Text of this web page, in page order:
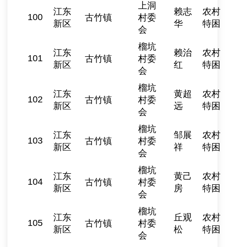
100
江东
新区
古竹镇
上洞
村委
会
赖志
华
农村
特困
101
江东
新区
古竹镇
榴坑
村委
会
赖治
红
农村
特困
102
江东
新区
古竹镇
榴坑
村委
会
黄超
远
农村
特困
103
江东
新区
古竹镇
榴坑
村委
会
邹展
祥
农村
特困
104
江东
新区
古竹镇
榴坑
村委
会
黄己
房
农村
特困
105
江东
新区
古竹镇
榴坑
村委
会
丘观
松
农村
特困